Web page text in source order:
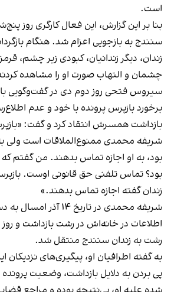
است.
سنندج به بازجویی اعزام شد. هنگام
زندان، دیگر زندانیان، کبودی زیر چشم،
چشمان و التهاب صورت او را مشاهده
سیروس فتحی روز دوم دی‌ در گفت‌وگویی
برخورد بازپرس پرونده با خود و عدم
بازداشت همسرش انتقاد کرد و گفت:
شریفه محمدی ممنوع‌الملاقات است ولی به
بود، به او اجازه تماس بدهند. من گفتم که
بود؟ تماس تلفنی حق قانونی اوست.
زندان گفته اجازه تماس بدهند.»
شریفه محمدی در تاریخ ۱۴
رشت به زندان سنندج منتقل شد.
به گفته اطرافیان او، پیگیری‌های نزدیکان
پی بردن به دلایل بازداشت، وضعیت